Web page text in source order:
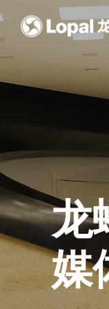
龙
媒